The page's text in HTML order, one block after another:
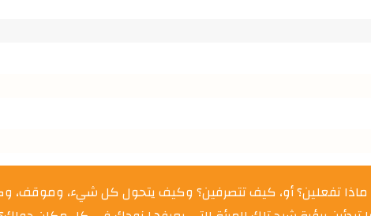
تفعلين؟ أو، كيف تتصرفين؟ وكيف يتحول كل شيء، وموقف،